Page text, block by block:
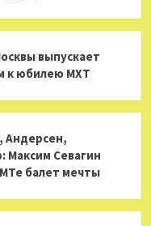
выпускает
к юбилею МХТ
Андерсен,
Максим Севагин
балет мечты